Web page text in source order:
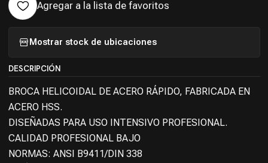
Agregar a la lista de favoritos
Mostrar stock de ubicaciones
DESCRIPCIÓN
BROCA HELICOIDAL DE ACERO RÁPIDO, FABRICADA EN
ACERO HSS.
DISEÑADAS PARA USO INTENSIVO PROFESIONAL.
CALIDAD PROFESIONAL BAJO
NORMAS: ANSI B9411/DIN 338